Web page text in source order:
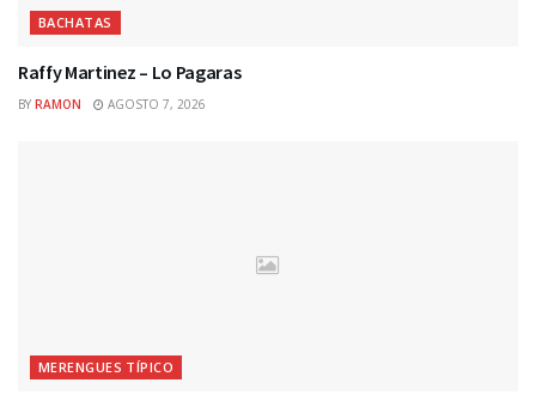
BACHATAS
Raffy Martinez – Lo Pagaras
BY RAMON AGOSTO 7, 2026
MERENGUES TÍPICO